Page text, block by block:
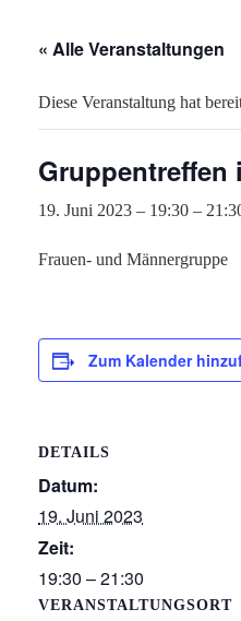
« Alle Veranstaltungen
Diese Veranstaltung hat
Gruppentreffen
19. Juni 2023 – 19:30 –
Frauen- und Männergruppe
Zum Kalender
DETAILS
Datum:
19. Juni 2023
Zeit:
19:30 – 21:30
VERANSTALTUNGSORT